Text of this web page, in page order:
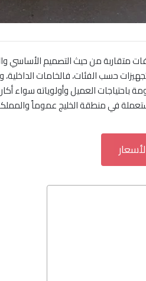
من حيث التصميم الأساسي
حسب الفئات، فالخامات الداخلية،
باحتياجات العميل وأولوياته سواء
في منطقة الخليج عموماً